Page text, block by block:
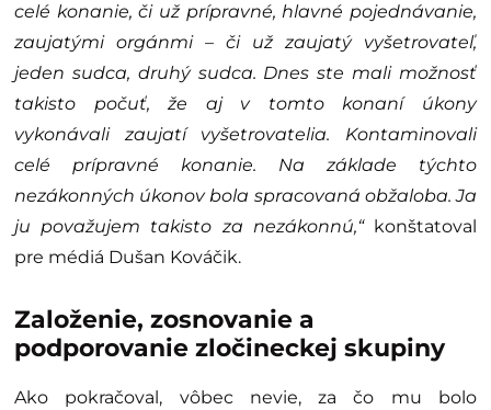
celé konanie, či už prípravné, hlavné pojednávanie,
zaujatými orgánmi – či už zaujatý vyšetrovateľ,
jeden sudca, druhý sudca. Dnes ste mali možnosť
takisto počuť, že aj v tomto konaní úkony
vykonávali zaujatí vyšetrovatelia. Kontaminovali
celé prípravné konanie. Na základe týchto
nezákonných úkonov bola spracovaná obžaloba. Ja
ju považujem takisto za nezákonnú,“konštatoval
pre médiá Dušan Kováčik.
Založenie, zosnovanie a
podporovanie zločineckej skupiny
Ako pokračoval, vôbec nevie, za čo mu bolo